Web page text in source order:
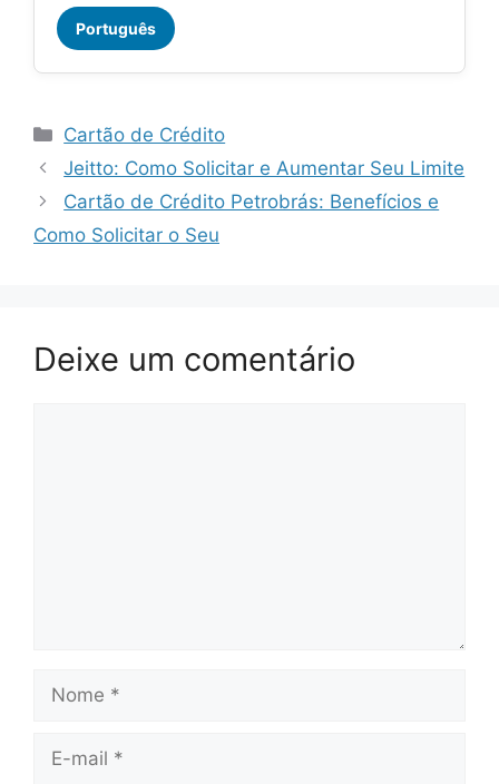
Português
Categorias
Cartão de Crédito
Jeitto: Como Solicitar e Aumentar Seu Limite
Cartão de Crédito Petrobrás: Benefícios e
Como Solicitar o Seu
Deixe um comentário
mail